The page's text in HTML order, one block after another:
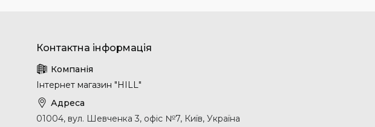
Інтернет магазин "HILL"
01004, вул. Шевченка 3, офіс №7, Київ, Україна